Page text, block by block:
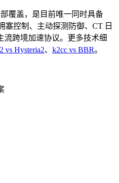
覆盖，是目前唯一同时具备
塞控制、主动探测防御、CT 日
流跨境加速协议。更多技术细
vs Hysteria2、 k2cc vs BBR。